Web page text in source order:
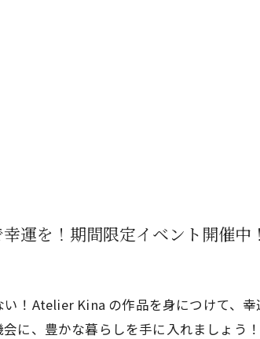
運を！期間限定イベント開催中！
い！Atelier Kina の作品を身につけて、
に、豊かな暮らしを手に入れましょう！